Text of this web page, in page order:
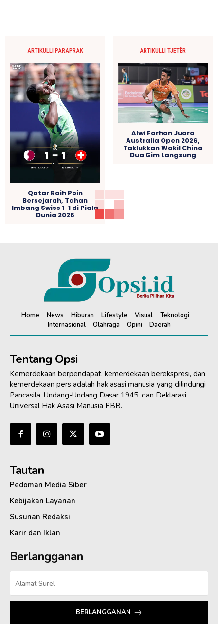
ARTIKULLI PARAPRAK
Qatar Raih Poin
Bersejarah, Tahan
Imbang Swiss 1-1 di Piala
Dunia 2026
ARTIKULLI TJETËR
Alwi Farhan Juara
Australia Open 2026,
Taklukkan Wakil China
Dua Gim Langsung
Home News Hiburan Lifestyle Visual
Teknologi
Internasional
Olahraga Opini Daerah
Tentang Opsi
Kemerdekaan berpendapat, kemerdekaan berekspresi, dan
kemerdekaan pers adalah hak asasi manusia yang dilindungi
Pancasila, Undang-Undang Dasar 1945, dan Deklarasi
Universal Hak Asasi Manusia PBB.
Tautan
Pedoman Media Siber
Kebijakan Layanan
Susunan Redaksi
Karir dan Iklan
Berlangganan
BERLANGGANAN